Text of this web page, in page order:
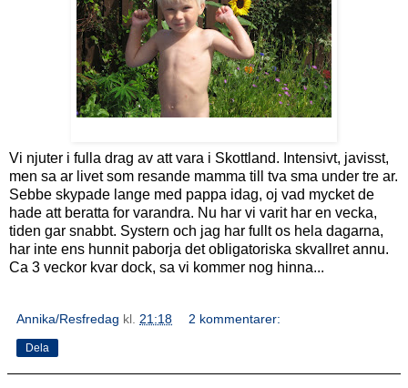
Vi njuter i fulla drag av att vara i Skottland. Intensivt, javisst,
men sa ar livet som resande mamma till tva sma under tre ar.
Sebbe skypade lange med pappa idag, oj vad mycket de
hade att beratta for varandra. Nu har vi varit har en vecka,
tiden gar snabbt. Systern och jag har fullt os hela dagarna,
har inte ens hunnit paborja det obligatoriska skvallret annu.
Ca 3 veckor kvar dock, sa vi kommer nog hinna...
Annika/Resfredag kl. 21:18 2 kommentarer:
Dela